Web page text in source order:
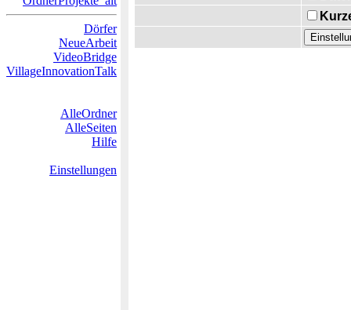
Dörfer
NeueArbeit
VideoBridge
VillageInnovationTalk
AlleOrdner
AlleSeiten
Hilfe
Einstellungen